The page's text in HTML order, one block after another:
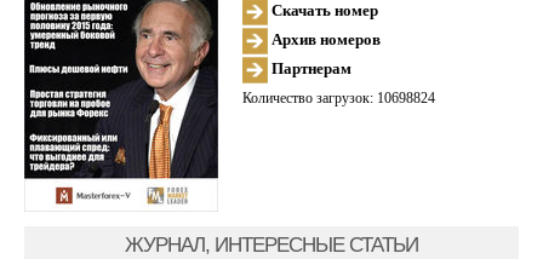
Скачать номер
Архив номеров
Партнерам
Количество загрузок: 10698824
ЖУРНАЛ, ИНТЕРЕСНЫЕ СТАТЬИ